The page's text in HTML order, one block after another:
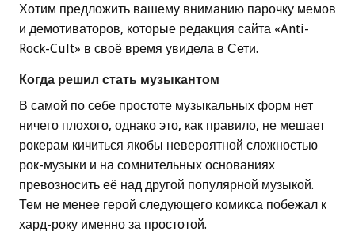
Хотим предложить вашему вниманию парочку мемов
и демотиваторов, которые редакция сайта «Anti-
Rock-Cult» в своё время увидела в Сети.
Когда решил стать музыкантом
В самой по себе простоте музыкальных форм нет
ничего плохого, однако это, как правило, не мешает
рокерам кичиться якобы невероятной сложностью
рок-музыки и на сомнительных основаниях
превозносить её над другой популярной музыкой.
Тем не менее герой следующего комикса побежал к
хард-року именно за простотой.